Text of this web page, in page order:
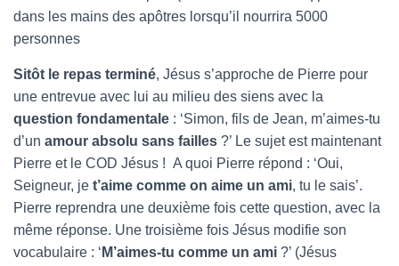
dans les mains des apôtres lorsqu’il nourrira 5000
personnes
Sitôt le repas terminé, Jésus s’approche de Pierre pour
une entrevue avec lui au milieu des siens avec la
question fondamentale : ‘Simon, fils de Jean, m’aimes-tu
d’un amour absolu sans failles ?’ Le sujet est maintenant
Pierre et le COD Jésus ! A quoi Pierre répond : ‘Oui,
Seigneur, je t’aime comme on aime un ami, tu le sais’.
Pierre reprendra une deuxième fois cette question, avec la
même réponse. Une troisième fois Jésus modifie son
vocabulaire : ‘ M’aimes-tu comme un ami ?’ (Jésus